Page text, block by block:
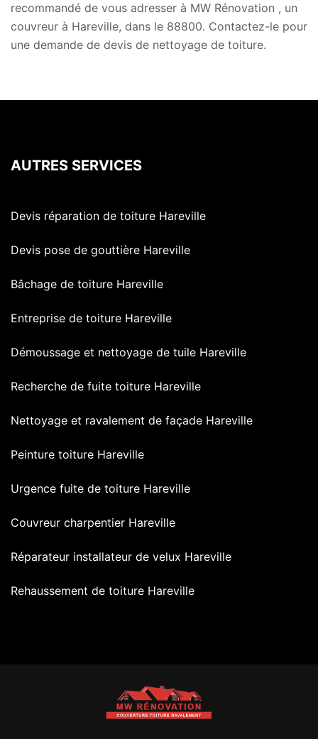
recommandé de vous adresser à MW Rénovation , un
couvreur à Hareville, dans le 88800. Contactez-le pour
une demande de devis de nettoyage de toiture.
AUTRES SERVICES
Devis réparation de toiture Hareville
Devis pose de gouttière Hareville
Bâchage de toiture Hareville
Entreprise de toiture Hareville
Démoussage et nettoyage de tuile Hareville
Recherche de fuite toiture Hareville
Nettoyage et ravalement de façade Hareville
Peinture toiture Hareville
Urgence fuite de toiture Hareville
Couvreur charpentier Hareville
Réparateur installateur de velux Hareville
Rehaussement de toiture Hareville